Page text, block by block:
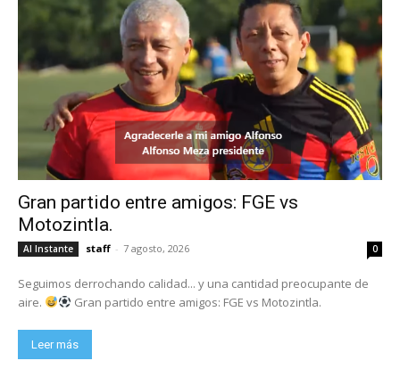
Gran partido entre amigos: FGE vs
Motozintla.
Al Instante staff - 7 agosto, 2026 0
Seguimos derrochando calidad... y una cantidad preocupante de
aire.
Gran partido entre amigos: FGE vs Motozintla.
Leer más